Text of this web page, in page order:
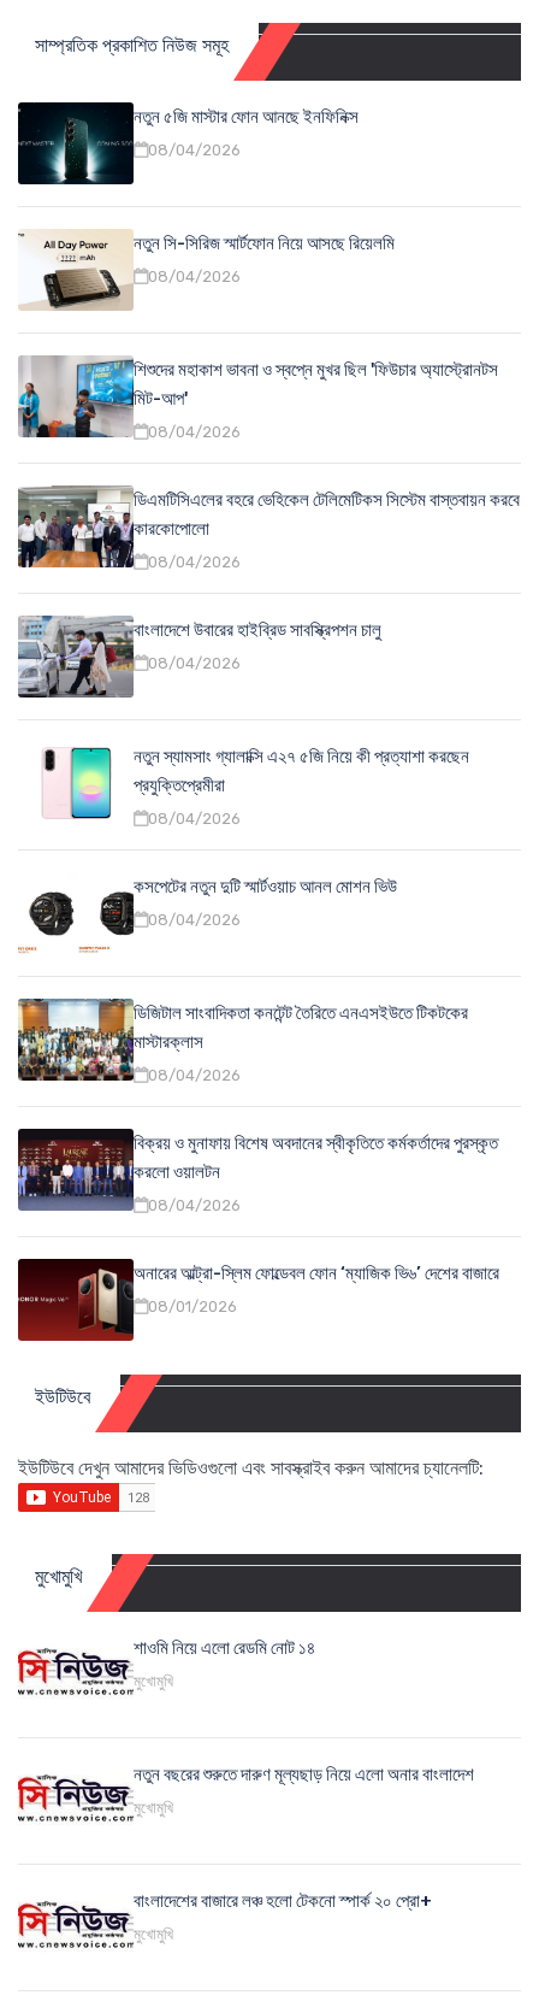
সাম্প্রতিক প্রকাশিত নিউজ সমূহ
নতুন ৫জি মাস্টার ফোন আনছে ইনফিনিক্স
08/04/2026
নতুন সি-সিরিজ স্মার্টফোন নিয়ে আসছে রিয়েলমি
08/04/2026
শিশুদের মহাকাশ ভাবনা ও স্বপ্নে মুখর ছিল 'ফিউচার অ্যাস্ট্রোনটস
মিট-আপ'
08/04/2026
ডিএমটিসিএলের বহরে ভেহিকেল টেলিমেটিকস সিস্টেম বাস্তবায়ন করবে
কারকোপোলো
08/04/2026
বাংলাদেশে উবারের হাইব্রিড সাবস্ক্রিপশন চালু
08/04/2026
নতুন স্যামসাং গ্যালাক্সি এ২৭ ৫জি নিয়ে কী প্রত্যাশা করছেন
প্রযুক্তিপ্রেমীরা
08/04/2026
কসপেটের নতুন দুটি স্মার্টওয়াচ আনল মোশন ভিউ
08/04/2026
ডিজিটাল সাংবাদিকতা কনটেন্ট তৈরিতে এনএসইউতে টিকটকের
মাস্টারক্লাস
08/04/2026
বিক্রয় ও মুনাফায় বিশেষ অবদানের স্বীকৃতিতে কর্মকর্তাদের পুরস্কৃত
করলো ওয়ালটন
08/04/2026
অনারের আল্ট্রা-স্লিম ফোল্ডেবল ফোন ‘ম্যাজিক ভি৬’ দেশের বাজারে
08/01/2026
ইউটিউবে
ইউটিউবে দেখুন আমাদের ভিডিওগুলো এবং সাবস্ক্রাইব করুন আমাদের চ্যানেলটি:
মুখোমুখি
শাওমি নিয়ে এলো রেডমি নোট ১৪
মুখোমুখি
নতুন বছরের শুরুতে দারুণ মূল্যছাড় নিয়ে এলো অনার বাংলাদেশ
মুখোমুখি
বাংলাদেশের বাজারে লঞ্চ হলো টেকনো স্পার্ক ২০ প্রো+
মুখোমুখি